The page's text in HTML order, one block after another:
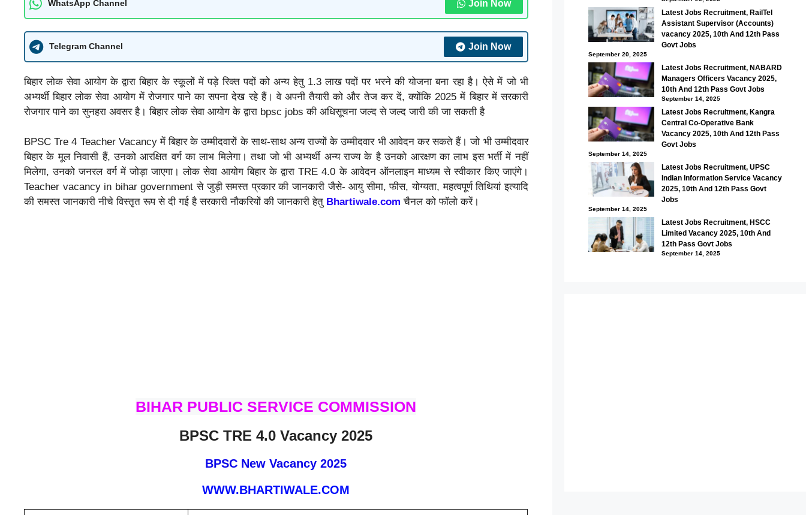
WhatsApp Channel Join Now
Telegram Channel Join Now
बिहार लोक सेवा आयोग के द्वारा बिहार के स्कूलों में पड़े रिक्त पदों को अन्य हेतु 1.3 लाख पदों पर भरने की योजना बना रहा है। ऐसे में जो भी
अभ्यर्थी बिहार लोक सेवा आयोग में रोजगार पाने का सपना देख रहे हैं। वे अपनी तैयारी को और तेज कर दें, क्योंकि 2025 में बिहार में सरकारी
रोजगार पाने का सुनहरा अवसर है। बिहार लोक सेवा आयोग के द्वारा bpsc jobs की अधिसूचना जल्द से जल्द जारी की जा सकती है
BPSC Tre 4 Teacher Vacancy में बिहार के उम्मीदवारों के साथ-साथ अन्य राज्यों के उम्मीदवार भी आवेदन कर सकते हैं। जो भी उम्मीदवार
बिहार के मूल निवासी हैं, उनको आरक्षित वर्ग का लाभ मिलेगा। तथा जो भी अभ्यर्थी अन्य राज्य के है उनको आरक्षण का लाभ इस भर्ती में नहीं
मिलेगा, उनको जनरल वर्ग में जोड़ा जाएगा। लोक सेवा आयोग बिहार के द्वारा TRE 4.0 के आवेदन ऑनलाइन माध्यम से स्वीकार किए जाएंगे।
Teacher vacancy in bihar government से जुड़ी समस्त प्रकार की जानकारी जैसे- आयु सीमा, फीस, योग्यता, महत्वपूर्ण तिथियां इत्यादि
की समस्त जानकारी नीचे विस्तृत रूप से दी गई है सरकारी नौकरियों की जानकारी हेतु Bhartiwale.com चैनल को फॉलो करें।
BIHAR PUBLIC SERVICE COMMISSION
BPSC TRE 4.0 Vacancy 2025
BPSC New Vacancy 2025
WWW.BHARTIWALE.COM
Latest Jobs Recruitment, RailTel
Assistant Supervisor (Accounts)
vacancy 2025, 10th And 12th Pass
Govt Jobs
September 20, 2025
Latest Jobs Recruitment, NABARD
Managers Officers Vacancy 2025,
10th And 12th Pass Govt Jobs
September 14, 2025
Latest Jobs Recruitment, Kangra
Central Co-Operative Bank
Vacancy 2025, 10th And 12th Pass
Govt Jobs
September 14, 2025
Latest Jobs Recruitment, UPSC
Indian Information Service Vacancy
2025, 10th And 12th Pass Govt
Jobs
September 14, 2025
Latest Jobs Recruitment, HSCC
Limited Vacancy 2025, 10th And
12th Pass Govt Jobs
September 14, 2025